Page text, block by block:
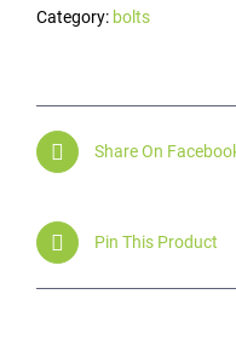
Category: bolts
Share On
Pin This Product